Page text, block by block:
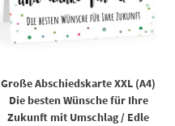
Große Abschiedskarte XXL (A4)
Die besten Wünsche für Ihre
Zukunft mit Umschlag / Edle